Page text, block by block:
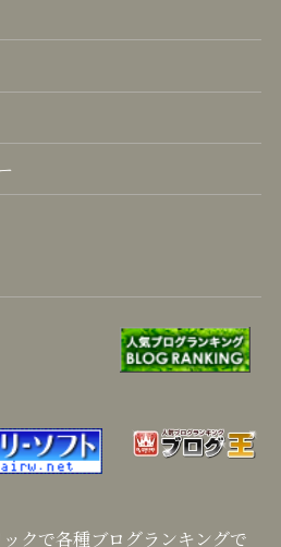
クで各種ブログランキングで